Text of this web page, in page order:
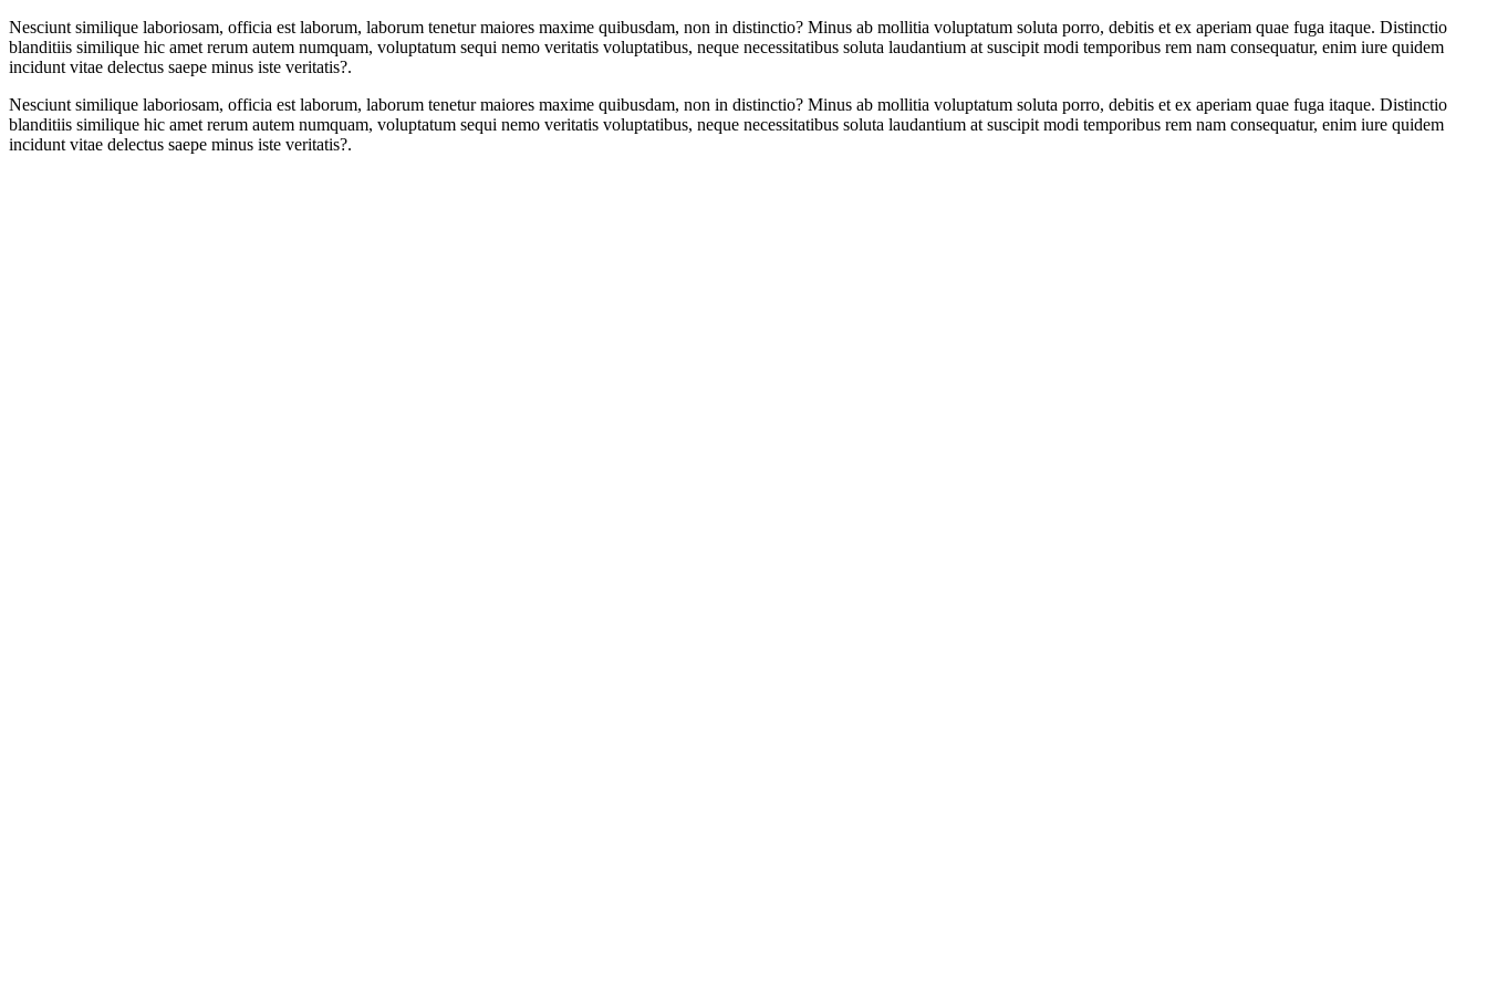
Nesciunt similique laboriosam, officia est laborum, laborum tenetur maiores maxime quibusdam, non in distinctio? Minus ab mollitia voluptatum soluta porro, debitis et ex aperiam quae fuga itaque. Distinctio
blanditiis similique hic amet rerum autem numquam, voluptatum sequi nemo veritatis voluptatibus, neque necessitatibus soluta laudantium at suscipit modi temporibus rem nam consequatur, enim iure quidem
incidunt vitae delectus saepe minus iste veritatis?.
Nesciunt similique laboriosam, officia est laborum, laborum tenetur maiores maxime quibusdam, non in distinctio? Minus ab mollitia voluptatum soluta porro, debitis et ex aperiam quae fuga itaque. Distinctio
blanditiis similique hic amet rerum autem numquam, voluptatum sequi nemo veritatis voluptatibus, neque necessitatibus soluta laudantium at suscipit modi temporibus rem nam consequatur, enim iure quidem
incidunt vitae delectus saepe minus iste veritatis?.